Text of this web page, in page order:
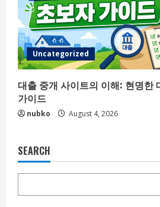
Uncategorized
대출 중개 사이트의 이해: 현명한
가이드
nubko August 4, 2026
SEARCH